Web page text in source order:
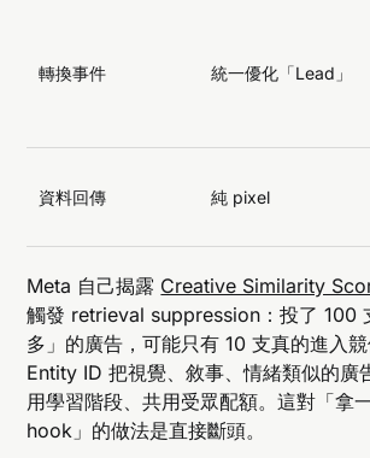
轉換事件 統一優化「Lead」
資料回傳 純 pixel
Meta 自己揭露 Creative Similarity
觸發 retrieval suppression：投了 100
多」的廣告，可能只有 10 支真的進入
Entity ID 把視覺、敘事、情緒類似的廣
用學習階段、共用受眾配額。這對「拿
hook」的做法是直接斷頭。